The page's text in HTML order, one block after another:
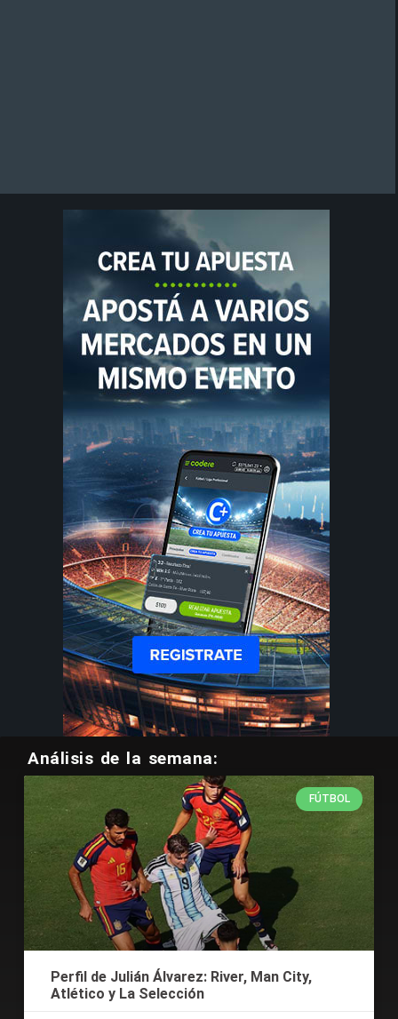
Análisis de la semana:
FÚTBOL
Perfil de Julián Álvarez: River, Man City,
Atlético y La Selección